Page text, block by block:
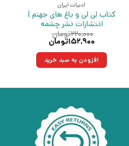
ادبیات ایران
کتاب لی لی و باغ های جهنم |
انتشارات نشر چشمه
۲۲۰,۰۰۰تومان
قیمت
۲۲۰,۰۰۰تومان
بود.
۱۵۲,۹۰۰تومان
۱۵۲,۹۰۰تومان.افزودن به سبد خرید